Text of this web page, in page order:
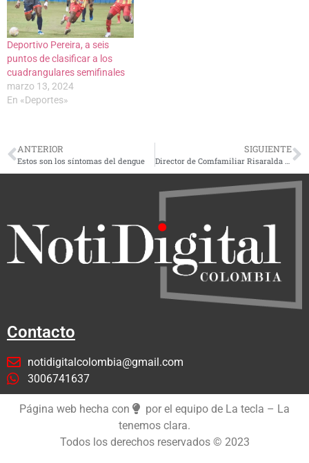
Deportivo Pereira, a seis
puntos de clasificar a los
cuadrangulares semifinales
marzo 13, 2024
En «Deportes»
ANTERIOR
Estos son los síntomas del dengue
SIGUIENTE
Director de Comfamiliar Risaralda expone a alcaldes los alcances sociales de la entidad
Contacto
notidigitalcolombia@gmail.com
3006741637
Página web hecha con
por el equipo de La tecla – La
tenemos clara.
Todos los derechos reservados © 2023